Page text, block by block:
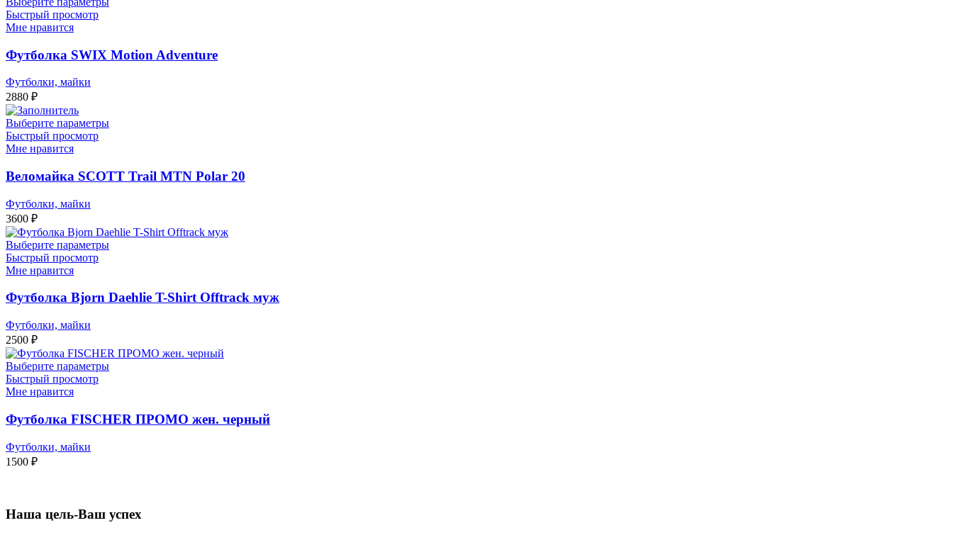
Быстрый просмотр
Мне нравится
Футболка SWIX Motion Adventure
Футболки, майки
2880 ₽
Выберите параметры
Быстрый просмотр
Мне нравится
Веломайка SСOTT Trail MTN Polar 20
Футболки, майки
3600 ₽
Выберите параметры
Быстрый просмотр
Мне нравится
Футболка Bjorn Daehlie T-Shirt Offtrack муж
Футболки, майки
2500 ₽
Выберите параметры
Быстрый просмотр
Мне нравится
Футболка FISCHER ПРОМО жен. черный
Футболки, майки
1500 ₽
Наша цель-Ваш успех